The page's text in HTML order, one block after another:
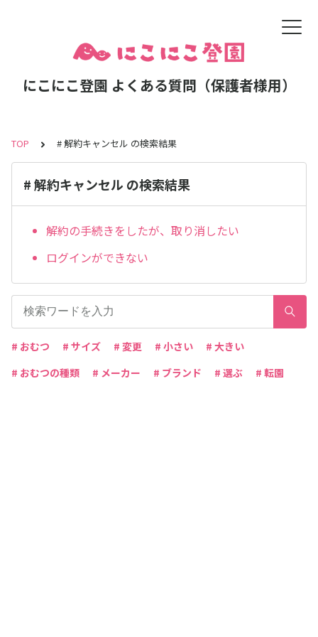
にこにこ登園 よくある質問（保護者様用）
TOP # 解約キャンセル の検索結果
# 解約キャンセル の検索結果
解約の手続きをしたが、取り消したい
ログインができない
# おむつ # サイズ # 変更 # 小さい
# 大きい
# おむつの種類
# メーカー # ブランド # 選ぶ # 転園